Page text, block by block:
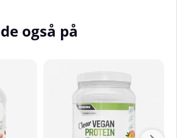
også på